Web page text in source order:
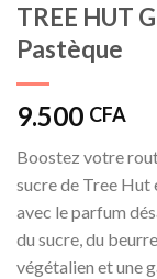
TREE HUT
Pastèque
9.500 CFA
Boostez votre
sucre de Tree Hut
avec le parfum
du sucre, du
végétalien et une